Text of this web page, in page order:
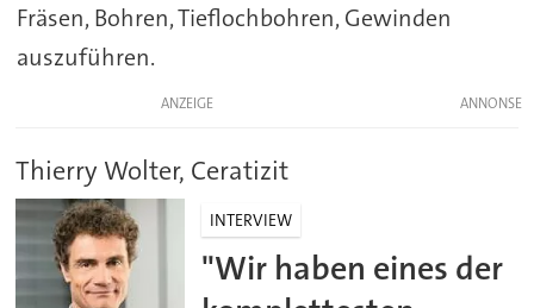
Fräsen, Bohren, Tieflochbohren, Gewinden
auszuführen.
ANZEIGE
Thierry Wolter, Ceratizit
INTERVIEW
"Wir haben eines der